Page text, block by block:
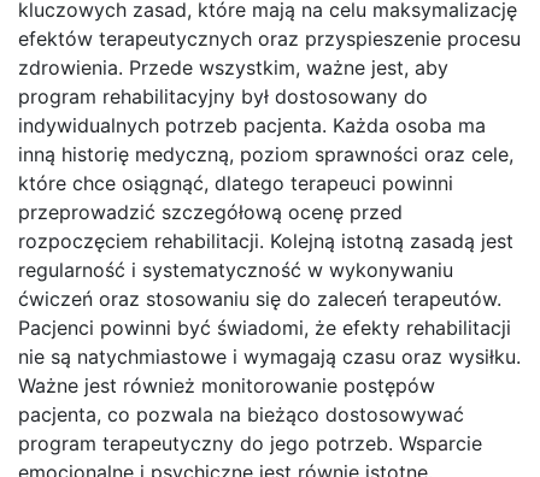
kluczowych zasad, które mają na celu maksymalizację
efektów terapeutycznych oraz przyspieszenie procesu
zdrowienia. Przede wszystkim, ważne jest, aby
program rehabilitacyjny był dostosowany do
indywidualnych potrzeb pacjenta. Każda osoba ma
inną historię medyczną, poziom sprawności oraz cele,
które chce osiągnąć, dlatego terapeuci powinni
przeprowadzić szczegółową ocenę przed
rozpoczęciem rehabilitacji. Kolejną istotną zasadą jest
regularność i systematyczność w wykonywaniu
ćwiczeń oraz stosowaniu się do zaleceń terapeutów.
Pacjenci powinni być świadomi, że efekty rehabilitacji
nie są natychmiastowe i wymagają czasu oraz wysiłku.
Ważne jest również monitorowanie postępów
pacjenta, co pozwala na bieżąco dostosowywać
program terapeutyczny do jego potrzeb. Wsparcie